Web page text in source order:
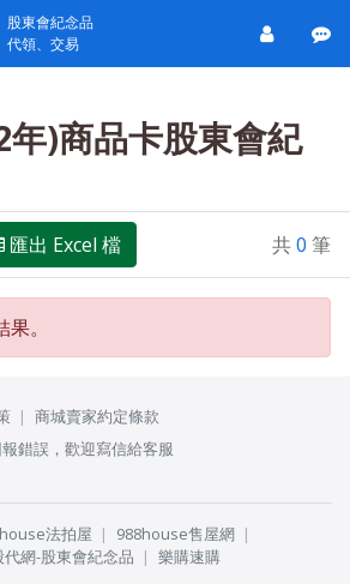
股東會紀念品
代領、交易
年)商品卡股東會紀
匯出 Excel 檔 共0 筆
。
商城賣家約定條款
錯誤，歡迎寫信給客服
法拍屋
988house售屋網
代網-股東會紀念品
樂購速購